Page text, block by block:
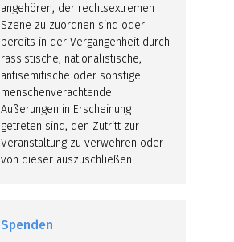
angehören, der rechtsextremen
Szene zu zuordnen sind oder
bereits in der Vergangenheit durch
rassistische, nationalistische,
antisemitische oder sonstige
menschenverachtende
Äußerungen in Erscheinung
getreten sind, den Zutritt zur
Veranstaltung zu verwehren oder
von dieser auszuschließen.
Spenden